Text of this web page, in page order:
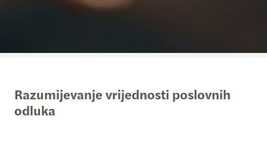
Razumijevanje vrijednosti poslovnih
odluka